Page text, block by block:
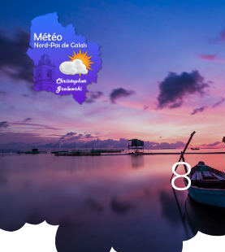
Passer
au
contenu
8